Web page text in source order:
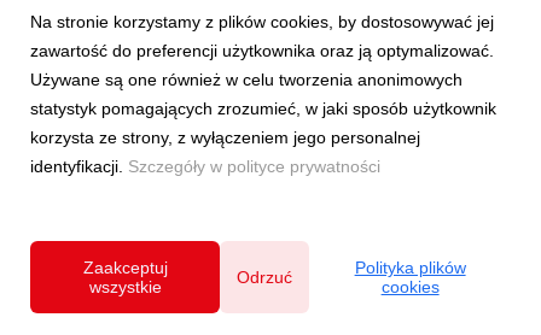
Banku i Fundacji BNP Paribas i wesprzyj
Szlachetną Paczkę
17 marca 2026
Początkiem marca br. ruszyła wiosenna edycja akcji “Dziel się
pomocą”, organizowanej przez Bank BNP Paribas oraz
Fundację BNP Paribas. To zaproszenie dla Klientów banku i
Na stronie korzystamy z plików cookies, by dostosowywać jej
zawartość do preferencji użytkownika oraz ją optymalizować.
Używane są one również w celu tworzenia anonimowych
statystyk pomagających zrozumieć, w jaki sposób użytkownik
korzysta ze strony, z wyłączeniem jego personalnej
identyfikacji. Szczegóły w polityce prywatności
Zaakceptuj
wszystkie
Odrzuć
Polityka plików
cookies